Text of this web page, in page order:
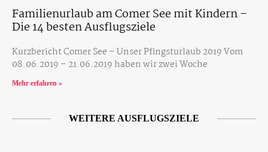
Familienurlaub am Comer See mit Kindern –
Die 14 besten Ausflugsziele
Kurzbericht Comer See – Unser Pfingsturlaub 2019 Vom
08.06.2019 – 21.06.2019 haben wir zwei Woche
Mehr erfahren »
WEITERE AUSFLUGSZIELE